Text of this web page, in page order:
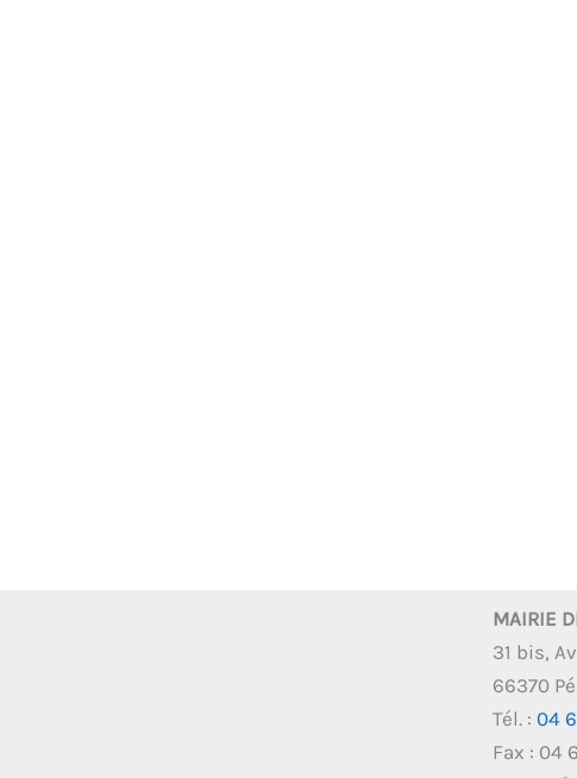
MAIRIE
31 bis,
66370
Tél. : 04
Fax : 04